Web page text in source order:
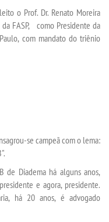
o Prof. Dr. Renato Moreira
FASP, como Presidente da
com mandato do triênio
se campeã com o lema:
de Diadema há alguns anos,
e agora, presidente.
há 20 anos, é advogado